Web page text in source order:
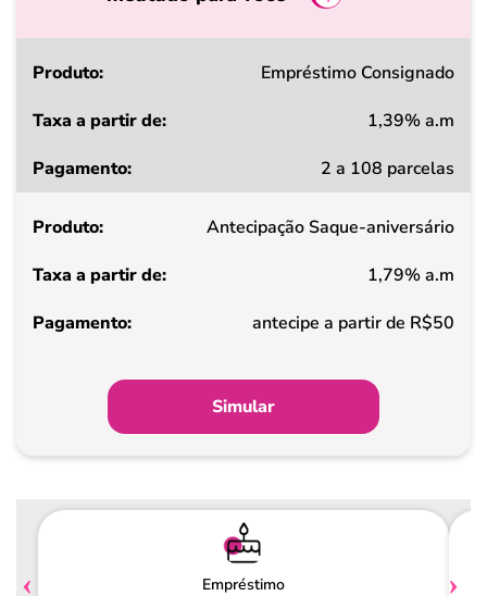
Produto
a
de
Pagamento
Empréstimo Consignado
1,39% a.m
2 a 108 parcelas
Antecipação Saque-aniversário
1,79% a.m
antecipe a partir de R$50
Simular
Empréstimo